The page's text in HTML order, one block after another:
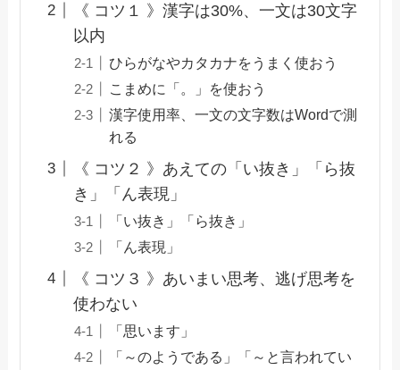
《 コツ１ 》漢字は30%、一文は30文字
以内
ひらがなやカタカナをうまく使おう
こまめに「。」を使おう
漢字使用率、一文の文字数はWordで測
れる
《 コツ２ 》あえての「い抜き」「ら抜
き」「ん表現」
「い抜き」「ら抜き」
「ん表現」
《 コツ３ 》あいまい思考、逃げ思考を
使わない
「思います」
「～のようである」「～と言われてい